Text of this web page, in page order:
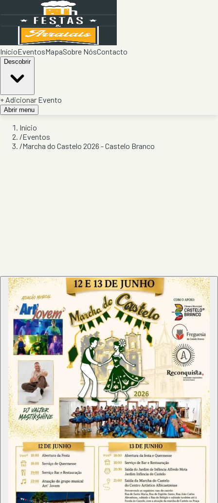
InícioEventosMapaSobre NósContacto
Descobrir
+ Adicionar Evento
Abrir menu
Início
/Eventos
/Marcha do Castelo 2026 - Castelo Branco